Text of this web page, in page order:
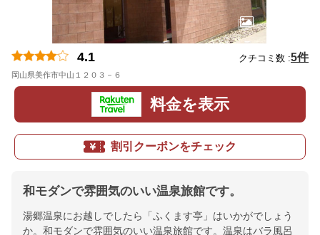
4.1 クチコミ数 :5件
岡山県美作市中山１２０３－６
料金を表示
割引クーポンをチェック
和モダンで雰囲気のいい温泉旅館です。
湯郷温泉にお越しでしたら「ふくます亭」はいかがでしょう
か。和モダンで雰囲気のいい温泉旅館です。温泉はバラ風呂